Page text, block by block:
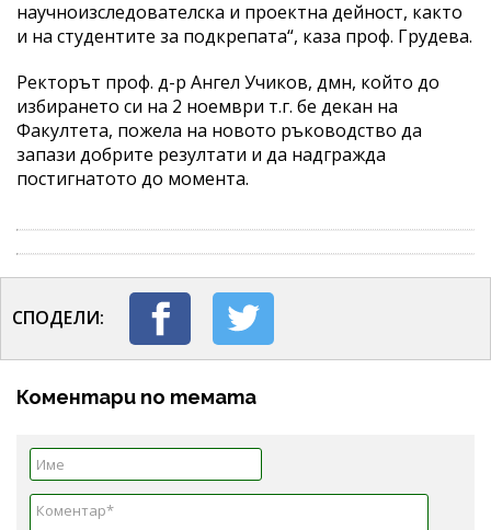
научноизследователска и проектна дейност, както
и на студентите за подкрепата“, каза проф. Грудева.
Ректорът проф. д-р Ангел Учиков, дмн, който до
избирането си на 2 ноември т.г. бе декан на
Факултета, пожела на новото ръководство да
запази добрите резултати и да надгражда
постигнатото до момента.
СПОДЕЛИ:
Коментари по темата